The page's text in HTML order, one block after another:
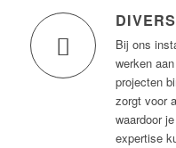
Bij ons
werken
projecten
zorgt voor
waardoor
expertise